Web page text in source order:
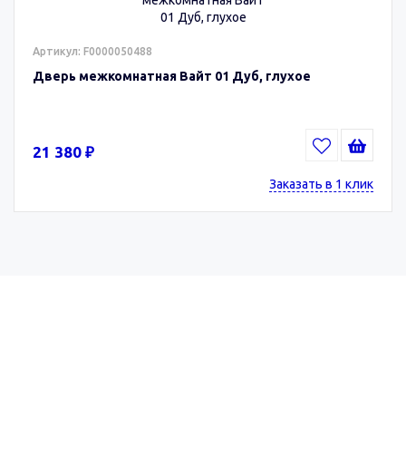
Артикул: F0000050488
Дверь межкомнатная Вайт 01 Дуб, глухое
21 380 ₽
Заказать в 1 клик